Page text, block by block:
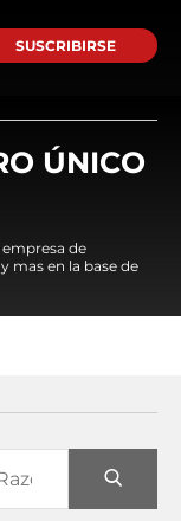
SUSCRIBIRSE
ÚNICO
de
mas en la base de